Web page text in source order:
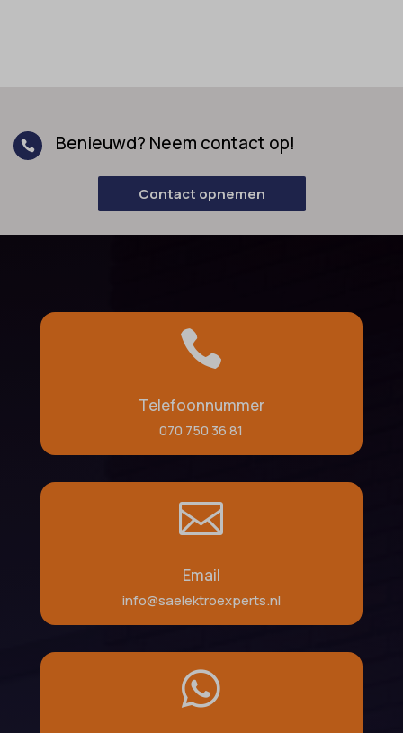
 Benieuwd? Neem contact op!
Contact opnemen

Telefoonnummer
070 750 36 81

Email
info@saelektroexperts.nl
